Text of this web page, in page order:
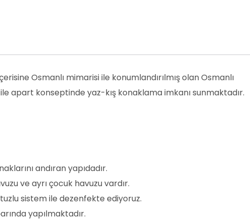
Osmanlı mimarisi ile konumlandırılmış olan Osmanlı
apart konseptinde yaz-kış konaklama imkanı sunmaktadır.
andıran yapıdadır.
ve ayrı çocuk havuzu vardır.
sistem ile dezenfekte ediyoruz.
yapılmaktadır.